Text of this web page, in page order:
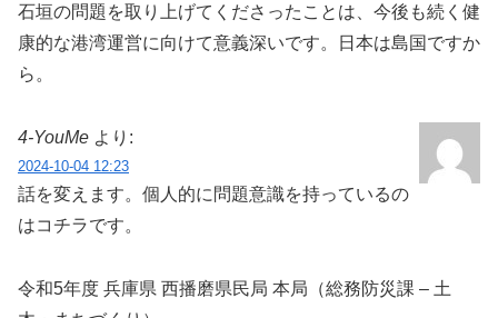
石垣の問題を取り上げてくださったことは、今後も続く健
康的な港湾運営に向けて意義深いです。日本は島国ですか
ら。
4-YouMe より:
2024-10-04 12:23
話を変えます。個人的に問題意識を持っているの
はコチラです。
令和5年度 兵庫県 西播磨県民局 本局（総務防災課 – 土